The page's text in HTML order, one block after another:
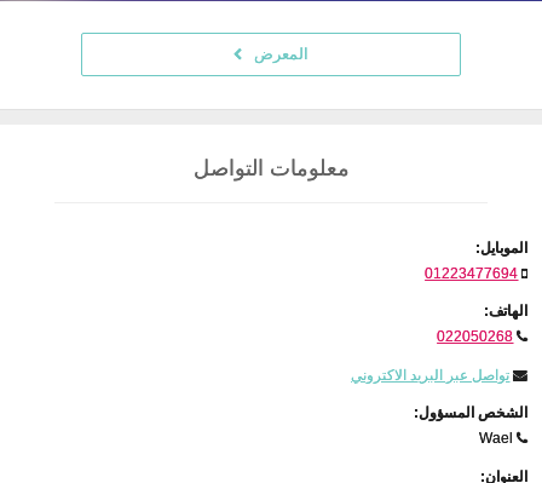
المعرض
معلومات التواصل
الموبايل:
01223477694
الهاتف:
022050268
تواصل عبر البريد الاكتروني
الشخص المسؤول:
Wael
العنوان: